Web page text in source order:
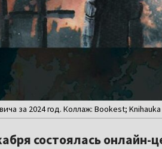
за 2024 год. Коллаж: Bookest; Knihauka
состоялась онлайн-